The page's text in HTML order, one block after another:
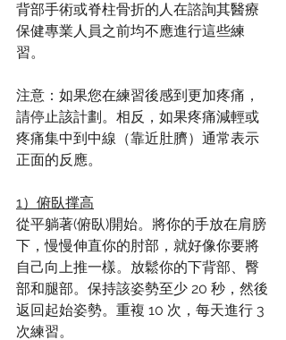
背部手術或脊柱骨折的人在諮詢其醫療
保健專業人員之前均不應進行這些練
習。
注意：如果您在練習後感到更加疼痛，
請停止該計劃。相反，如果疼痛減輕或
疼痛集中到中線（靠近肚臍）通常表示
正面的反應。
1）俯臥撑高
從平躺著(俯臥)開始。將你的手放在肩膀
下，慢慢伸直你的肘部，就好像你要將
自己向上推一樣。放鬆你的下背部、臀
部和腿部。保持該姿勢至少 20 秒，然後
返回起始姿勢。重複 10 次，每天進行 3
次練習。